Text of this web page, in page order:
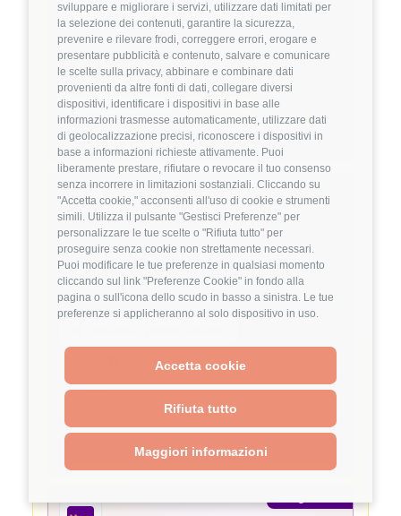
sviluppare e migliorare i servizi, utilizzare dati limitati per
la selezione dei contenuti, garantire la sicurezza,
prevenire e rilevare frodi, correggere errori, erogare e
presentare pubblicità e contenuto, salvare e comunicare
le scelte sulla privacy, abbinare e combinare dati
provenienti da altre fonti di dati, collegare diversi
dispositivi, identificare i dispositivi in base alle
informazioni trasmesse automaticamente, utilizzare dati
di geolocalizzazione precisi, riconoscere i dispositivi in
base a informazioni richieste attivamente. Puoi
liberamente prestare, rifiutare o revocare il tuo consenso
senza incorrere in limitazioni sostanziali. Cliccando su
"Accetta cookie," acconsenti all'uso di cookie e strumenti
simili. Utilizza il pulsante "Gestisci Preferenze" per
personalizzare le tue scelte o "Rifiuta tutto" per
proseguire senza cookie non strettamente necessari.
Puoi modificare le tue preferenze in qualsiasi momento
cliccando sul link "Preferenze Cookie" in fondo alla
pagina o sull'icona dello scudo in basso a sinistra. Le tue
preferenze si applicheranno al solo dispositivo in uso.
Accetta cookie
Rifiuta tutto
Maggiori informazioni
💰 ~ 38.000€ - 42.000€ all'anno
🏢 Full-Remote💼 Middle/Senior
👔 Management
Project Management IT Consulting
Dettagli ➡️
Hiring Partner
Senior AI Engineer
🏢 Welyk x Talentware
3.9 FuffAnnuncio Score
💼 Senior
⚙️ Backend
Dettagli ➡️